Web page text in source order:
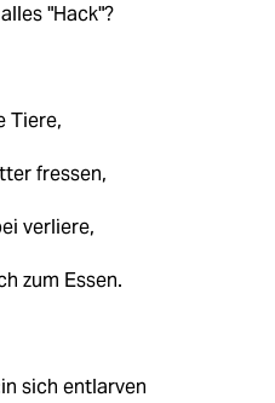
"Hack"?
Tiere,
fressen,
verliere,
zum Essen.
sich entlarven